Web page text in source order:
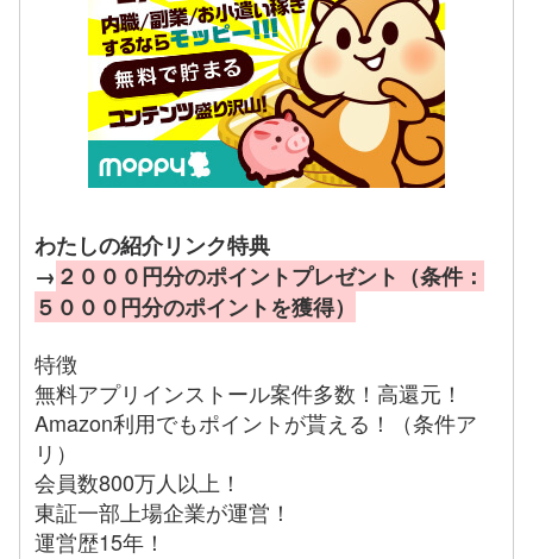
わたしの紹介リンク特典
→ ２０００円分のポイントプレゼント（条件：
５０００円分のポイントを獲得）
特徴
無料アプリインストール案件多数！高還元！
Amazon利用でもポイントが貰える！（条件ア
リ）
会員数800万人以上！
東証一部上場企業が運営！
運営歴15年！